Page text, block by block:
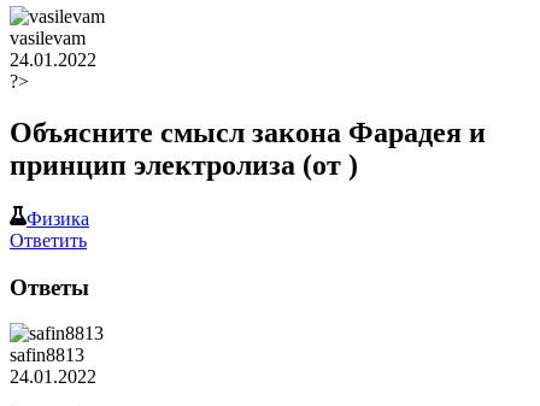
vasilevam
24.01.2022
?>
Объясните смысл закона Фарадея и
принцип электролиза (от )
Физика
Ответить
Ответы
safin8813
24.01.2022